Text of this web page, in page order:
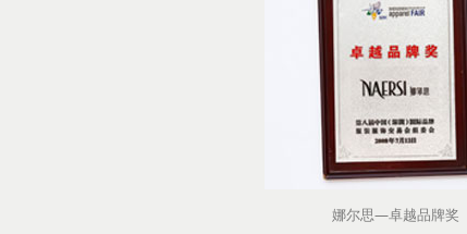
娜尔思—卓越品牌奖